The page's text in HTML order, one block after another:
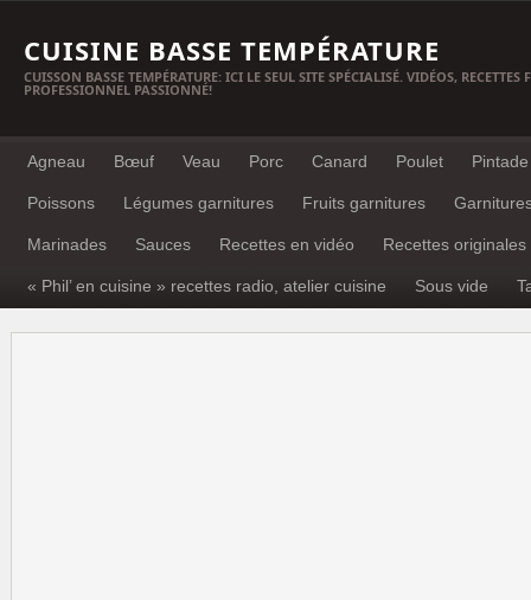
CUISINE BASSE TEMPÉRATURE
CUISSON BASSE TEMPÉRATURE: ICI LE SEUL SITE SPÉCIALISÉ. VIDÉOS, RECETTES
PROFESSIONNEL PASSIONNÉ!
Agneau Bœuf Veau Porc Canard Poulet Pintade
Poissons Légumes garnitures Fruits garnitures
Marinades Sauces Recettes en vidéo Recettes originales
« Phil’ en cuisine » recettes radio, atelier cuisine Sous vide